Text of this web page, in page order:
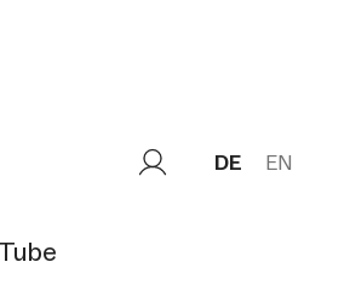
DE EN